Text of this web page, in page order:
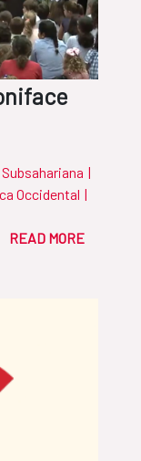
|
Occidental |
READ MORE